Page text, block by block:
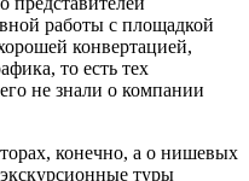
работы с площадкой
конвертацией,
то есть тех
не знали о компании
конечно, а о нишевых
туры